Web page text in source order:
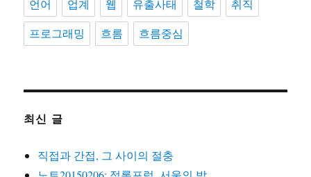
언어 업계 웹 유출사태 철학 취직
프로그래밍 흐름 흐름중심
최신 글
직접과 간접, 그 사이의 절충